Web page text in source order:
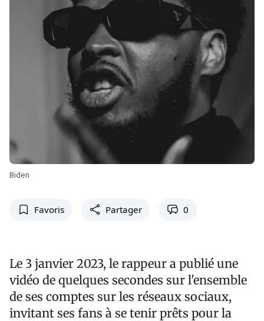
Biden
Favoris Partager 0
Le 3 janvier 2023, le rappeur a publié une
vidéo de quelques secondes sur l'ensemble
de ses comptes sur les réseaux sociaux,
invitant ses fans à se tenir prêts pour la